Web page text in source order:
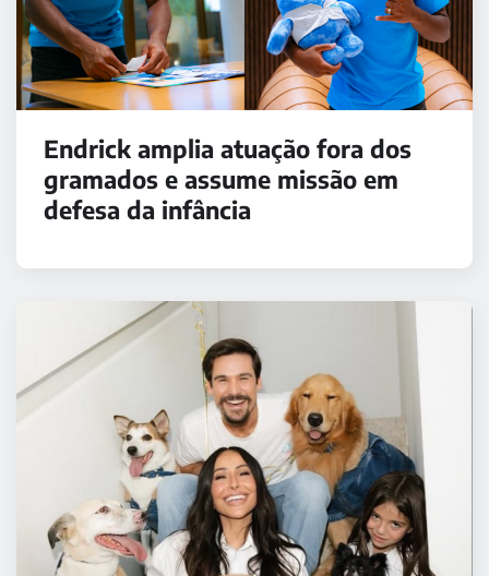
Endrick amplia atuação fora dos
gramados e assume missão em
defesa da infância